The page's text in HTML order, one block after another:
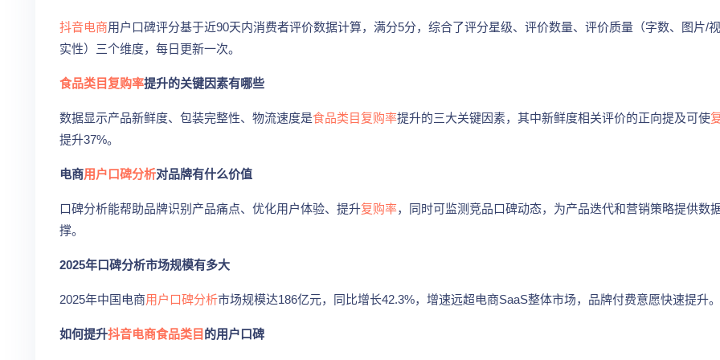
抖音电商用户口碑评分基于近90天内消费者评价数据计算，满分5分，综合了评分星级、评价数量、评价质量（字数、图片/
实性）三个维度，每日更新一次。
食品类目复购率提升的关键因素有哪些
数据显示产品新鲜度、包装完整性、物流速度是食品类目 复购率提升的三大关键因素，其中新鲜度相关评价的正向提及可使
提升37%。
电商用户口碑分析对品牌有什么价值
口碑分析能帮助品牌识别产品痛点、优化用户体验、提升复购率，同时可监测竞品口碑动态，为产品迭代和营销策略提供数
撑。
2025年口碑分析市场规模有多大
2025年中国电商用户口碑分析市场规模达186亿元，同比增长42.3%，增速远超电商SaaS整体市场，品牌付费意愿快速提升。
如何提升抖音电商食品类目 的用户口碑